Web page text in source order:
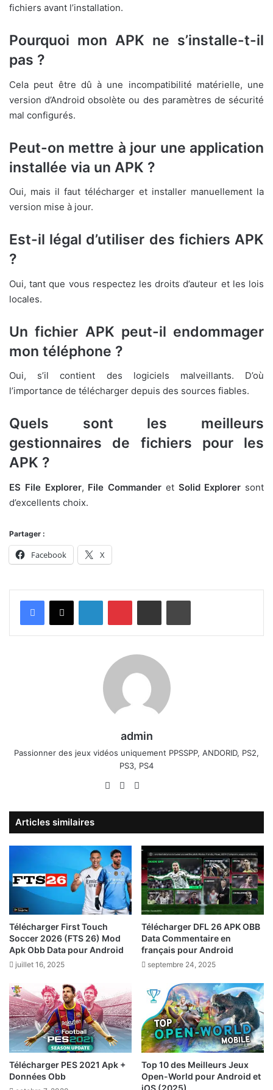
fichiers avant l’installation.
Pourquoi mon APK ne s’installe-t-il
pas ?
Cela peut être dû à une incompatibilité matérielle, une
version d’Android obsolète ou des paramètres de sécurité
mal configurés.
Peut-on mettre à jour une application
installée via un APK ?
Oui, mais il faut télécharger et installer manuellement la
version mise à jour.
Est-il légal d’utiliser des fichiers APK
?
Oui, tant que vous respectez les droits d’auteur et les lois
locales.
Un fichier APK peut-il endommager
mon téléphone ?
Oui, s’il contient des logiciels malveillants. D’où
l’importance de télécharger depuis des sources fiables.
Quels sont les meilleurs
gestionnaires de fichiers pour les
APK ?
ES File Explorer, File Commander et Solid Explorer sont
d’excellents choix.
Partager :
Facebook X
LinkedinPinterestPartager par email Imprimer
admin
Passionner des jeux vidéos uniquement PPSSPP, ANDORID, PS2,
PS3, PS4
WebsiteFacebook
Articles similaires
Télécharger First Touch
Soccer 2026 (FTS 26) Mod
Apk Obb Data pour Android
juillet 16, 2025
Télécharger DFL 26 APK OBB
Data Commentaire en
français pour Android
septembre 24, 2025
Télécharger PES 2021 Apk +
Données Obb
Top 10 des Meilleurs Jeux
Open-World pour Android et
iOS (2025)